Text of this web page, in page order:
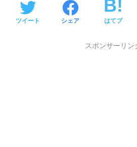
ツイート シェア はてブ
スポンサーリン